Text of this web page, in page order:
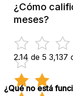
¿Cómo
meses?
2.14 de 5 3,137
¿Qué no está